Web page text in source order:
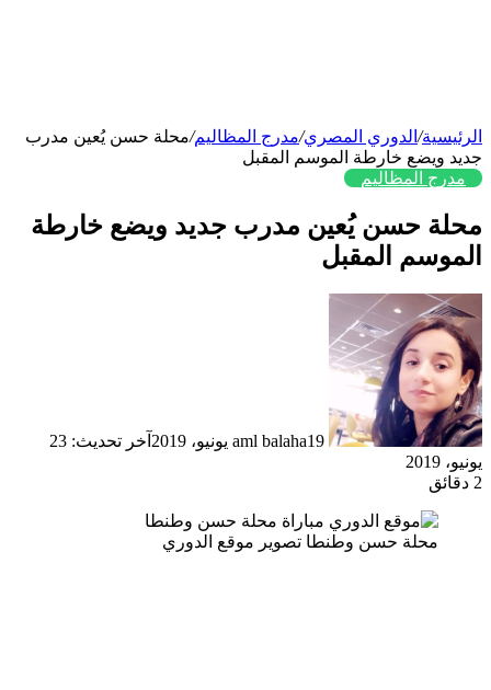
الرئيسية/ الدوري المصري/مدرج المظاليم/محلة حسن يُعين مدرب
جديد ويضع خارطة الموسم المقبل
مدرج المظاليم
محلة حسن يُعين مدرب جديد ويضع خارطة
الموسم المقبل
aml balaha19 يونيو، 2019
آخر تحديث: 23
يونيو، 2019
2 دقائق
محلة حسن وطنطا تصوير موقع الدوري